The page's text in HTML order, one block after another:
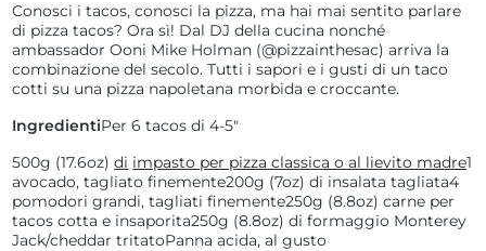
ardesia
nera
delle Highlands
Conosci i tacos, conosci la pizza, ma hai mai sentito parlare
di pizza tacos? Ora sì! Dal DJ della cucina nonché
ambassador Ooni Mike Holman (@pizzainthesac) arriva la
combinazione del secolo. Tutti i sapori e i gusti di un taco
cotti su una pizza napoletana morbida e croccante.
IngredientiPer 6 tacos di 4-5"
500g (17.6oz)di impasto per pizza classica o al lievito madre1
avocado, tagliato finemente200g (7oz) di insalata tagliata4
pomodori grandi, tagliati finemente250g (8.8oz) carne per
tacos cotta e insaporita250g (8.8oz) di formaggio Monterey
Jack/cheddar tritatoPanna acida, al gusto